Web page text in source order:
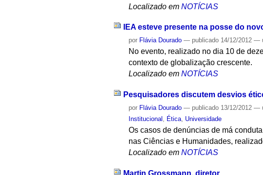
Localizado em NOTÍCIAS
IEA esteve presente na posse do
por Flávia Dourado — publicado 14/12/2012—
No evento, realizado no dia 10 de
contexto de globalização crescente.
Localizado em NOTÍCIAS
Pesquisadores discutem desvios
por Flávia Dourado — publicado 13/12/2012—
Institucional , Ética, Universidade
Os casos de denúncias de má
nas Ciências e Humanidades,
Localizado em NOTÍCIAS
Martin Grossmann, diretor